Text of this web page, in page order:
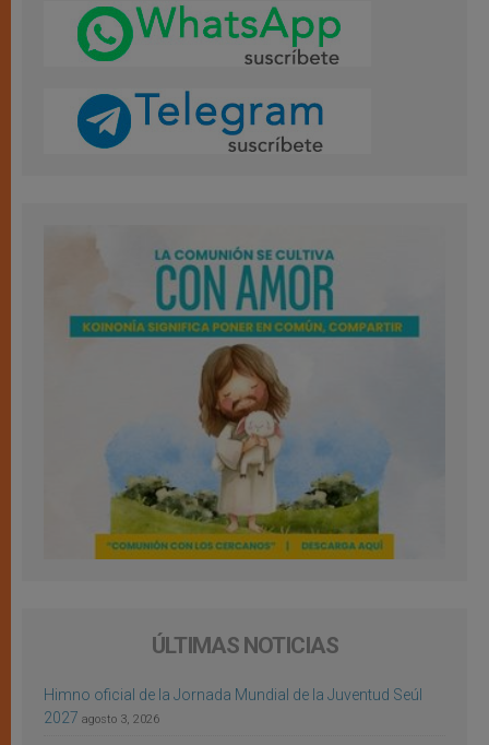
ÚLTIMAS NOTICIAS
Himno oficial de la Jornada Mundial de la Juventud Seúl
2027 agosto 3, 2026